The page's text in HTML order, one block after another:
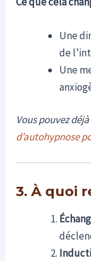
Une
de
Une
Vous pouvez
d’autohypnose
3. À quoi